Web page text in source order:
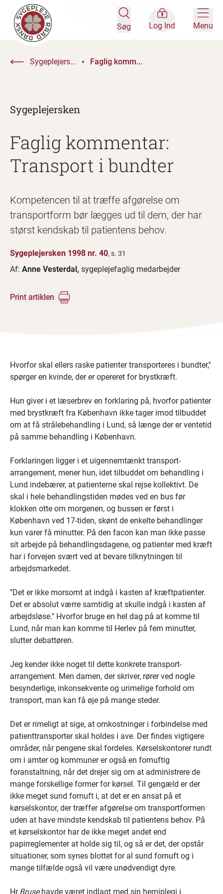
Søg Log Ind Menu
Sygeplejers... Faglig komm...
Sygeplejersken
Faglig kommentar:
Transport i bundter
Kompetencen til at træffe afgørelse om
transportform bør lægges ud til dem, der har
størst kendskab til patientens behov.
Sygeplejersken 1998 nr. 40, s. 31
Af: Anne Vesterdal, sygeplejefaglig medarbejder
Print artiklen
Hvorfor skal ellers raske patienter transporteres i bundter,''
spørger en kvinde, der er opereret for brystkræft.
Hun giver i et læserbrev en forklaring på, hvorfor patienter
med brystkræft fra København ikke tager imod tilbuddet
om at få strålebehandling i Lund, så længe der er ventetid
på samme behandling i København.
Forklaringen ligger i et uigennemtænkt transport-
arrangement, mener hun, idet tilbuddet om behandling i
Lund indebærer, at patienterne skal rejse kollektivt. De
skal i hele behandlingstiden mødes ved en bus før
klokken otte om morgenen, og bussen er først i
København ved 17-tiden, skønt de enkelte behandlinger
kun varer få minutter. På den facon kan man ikke passe
sit arbejde på behandlingsdagene, og patienter med kræft
har i forvejen svært ved at bevare tilknytningen til
arbejdsmarkedet.
''Det er ikke morsomt at indgå i kasten af kræftpatienter.
Det er absolut værre samtidig at skulle indgå i kasten af
arbejdsløse.'' Hvorfor bruge en hel dag på at komme til
Lund, når man kan komme til Herlev på fem minutter,
slutter debattøren.
Jeg kender ikke noget til dette konkrete transport-
arrangement. Men damen, der skriver, rører ved nogle
besynderlige, inkonsekvente og urimelige forhold om
transport, man kan få øje på mange steder.
Det er rimeligt at sige, at omkostninger i forbindelse med
patienttransporter skal holdes i ave. Der findes vigtigere
områder, når pengene skal fordeles. Kørselskontorer rundt
om i amter og kommuner er også en fornuftig
foranstaltning, når det drejer sig om at administrere de
mange forskellige former for kørsel. Til gengæld er der
ikke meget sund fornuft i, at det er en ansat på et
kørselskontor, der træffer afgørelse om transportformen
uden at have mindste kendskab til patientens behov. På
et kørselskontor har de ikke meget andet end
papirreglementer at holde sig til, og så er det, der opstår
situationer, som synes blottet for al sund fornuft og i
mange tilfælde også vil være unødvendigt dyre.
Hr.Brusehavde været indlagt med sin hemiplegi i